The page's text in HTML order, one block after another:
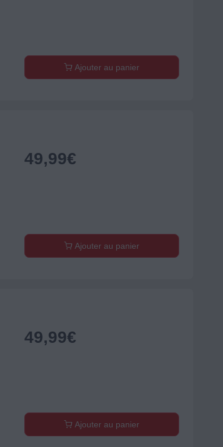
Ajouter au panier
49,99€
Ajouter au panier
49,99€
Ajouter au panier